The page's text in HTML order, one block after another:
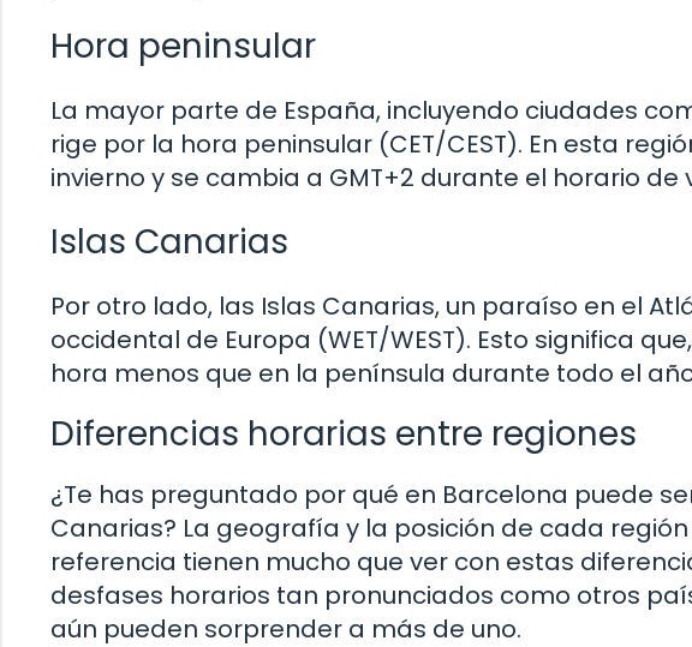
Hora peninsular
La mayor parte de España, incluyendo ciudades
rige por la hora peninsular (CET/CEST). En esta
invierno y se cambia a GMT+2 durante el horario de
Islas Canarias
Por otro lado, las Islas Canarias, un paraíso en el
occidental de Europa (WET/WEST). Esto significa
hora menos que en la península durante todo el
Diferencias horarias entre regiones
¿Te has preguntado por qué en Barcelona puede
Canarias? La geografía y la posición de cada
referencia tienen mucho que ver con estas
desfases horarios tan pronunciados como otros
aún pueden sorprender a más de uno.